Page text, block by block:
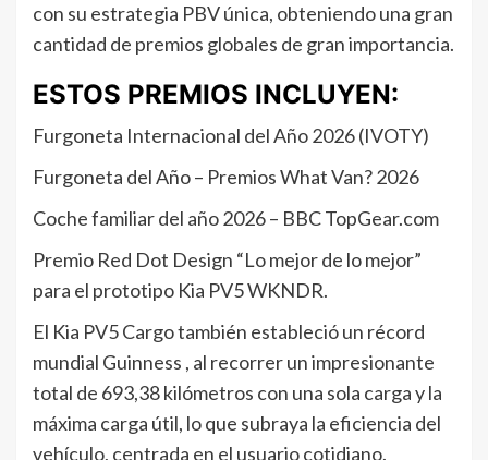
con su estrategia PBV única, obteniendo una gran
cantidad de premios globales de gran importancia.
ESTOS PREMIOS INCLUYEN:
Furgoneta Internacional del Año 2026 (IVOTY)
Furgoneta del Año – Premios What Van? 2026
Coche familiar del año 2026 – BBC TopGear.com
Premio Red Dot Design “Lo mejor de lo mejor”
para el prototipo Kia PV5 WKNDR.
El Kia PV5 Cargo también estableció un récord
mundial Guinness , al recorrer un impresionante
total de 693,38 kilómetros con una sola carga y la
máxima carga útil, lo que subraya la eficiencia del
vehículo, centrada en el usuario cotidiano.